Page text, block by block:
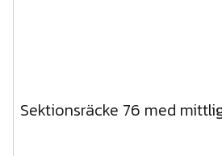
Sektionsräcke 76 med